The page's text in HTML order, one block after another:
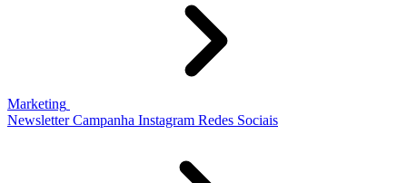
Marketing
Newsletter Campanha Instagram Redes Sociais